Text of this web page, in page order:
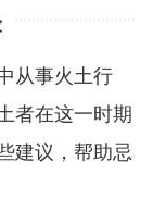
从事火土行
者在这一时期
建议，帮助忌